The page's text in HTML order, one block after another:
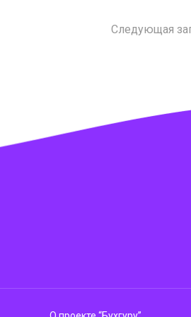
Следующая